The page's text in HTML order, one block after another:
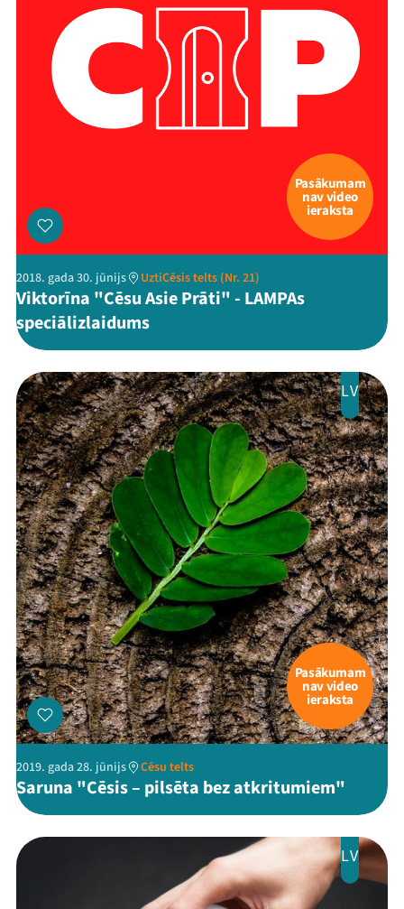
Pasākumam
nav video
ieraksta
2018. gada 30. jūnijs UztiCēsis telts (Nr. 21)
Viktorīna "Cēsu Asie Prāti" - LAMPAs
speciālizlaidums
LV
Pasākumam
nav video
ieraksta
2019. gada 28. jūnijs Cēsu telts
Saruna "Cēsis – pilsēta bez atkritumiem"
LV